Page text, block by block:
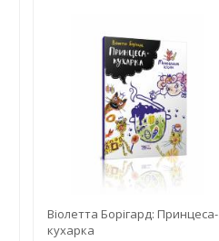
Віолетта Борігард: Принцеса-
кухарка